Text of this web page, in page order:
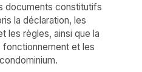
documents constitutifs
la déclaration, les
les règles, ainsi que la
et les